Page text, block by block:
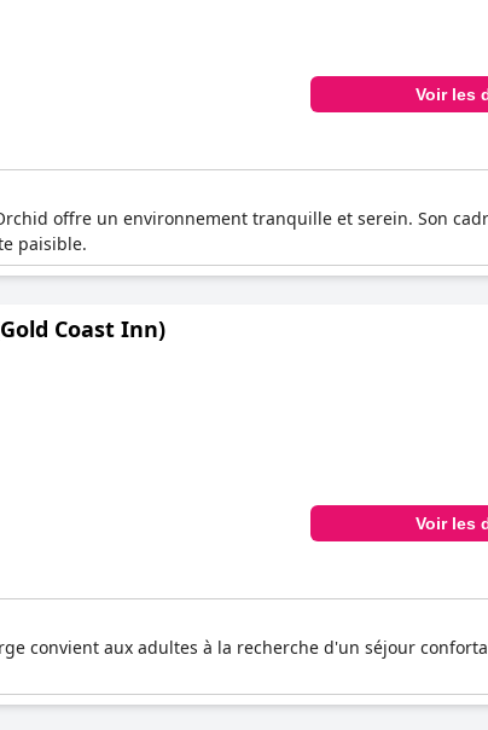
Voir les
offre un environnement tranquille et serein. Son
paisible.
Coast Inn)
Voir les
convient aux adultes à la recherche d'un séjour